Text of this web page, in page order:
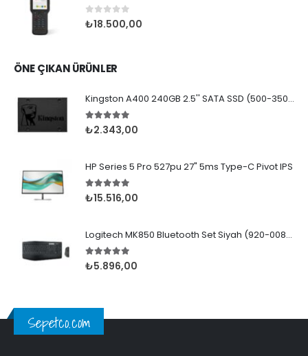
0 5 üzerinden
₺18.500,00
ÖNE ÇIKAN ÜRÜNLER
Kingston A400 240GB 2.5'' SATA SSD (500-350MB/s)
5.005 üzerinden
₺2.343,00
HP Series 5 Pro 527pu 27" 5ms Type-C Pivot IPS
5.005 üzerinden
₺15.516,00
Logitech MK850 Bluetooth Set Siyah (920-008230)
5.005 üzerinden
₺5.896,00
Sepetco.com